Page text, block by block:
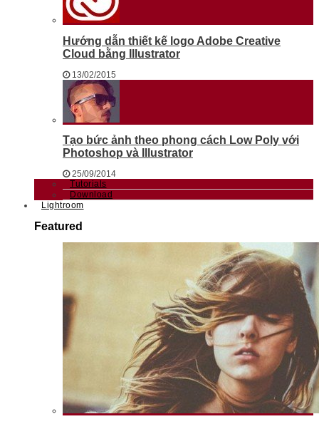
Hướng dẫn thiết kế logo Adobe Creative
Cloud bằng Illustrator
13/02/2015
Tạo bức ảnh theo phong cách Low Poly với
Photoshop và Illustrator
25/09/2014
Tutorials
Download
Lightroom
Featured